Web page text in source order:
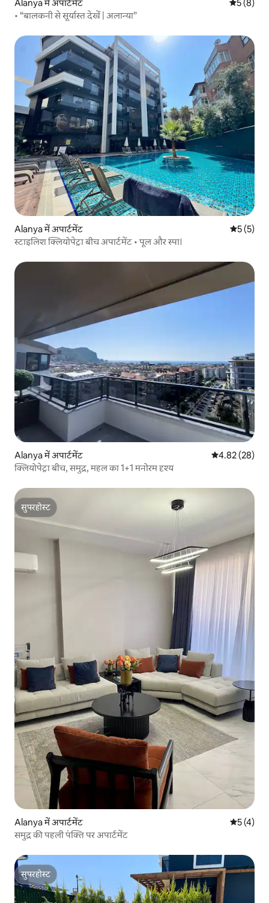
Alanya में अपार्टमेंट औसत रेटिंग
5 (8)
• “बालकनी से सूर्यास्त देखें | अलान्या”
Alanya में अपार्टमेंट औसत रेटिंग
5 (5)
स्टाइलिश क्लियोपेट्रा बीच अपार्टमेंट • पूल और स्पा।
Alanya में अपार्टमेंट औसत रेटिंग 5 में
4.82 (28)
क्लियोपेट्रा बीच, समुद्र, महल का 1+1 मनोरम दृश्य
सुपरहोस्ट
सुपरहोस्ट
Alanya में अपार्टमेंट औसत रेटिंग
5 (4)
समुद्र की पहली पंक्ति पर अपार्टमेंट
सुपरहोस्ट
सुपरहोस्ट